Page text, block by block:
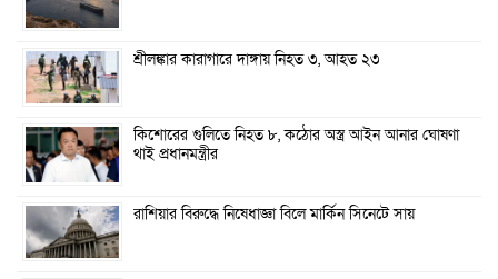
শ্রীলঙ্কার কারাগারে দাঙ্গায় নিহত ৩, আহত ২৩
কিশোরের গুলিতে নিহত ৮, কঠোর অস্ত্র আইন আনার ঘোষণা
থাই প্রধানমন্ত্রীর
রাশিয়ার বিরুদ্ধে নিষেধাজ্ঞা বিলে মার্কিন সিনেটে সায়